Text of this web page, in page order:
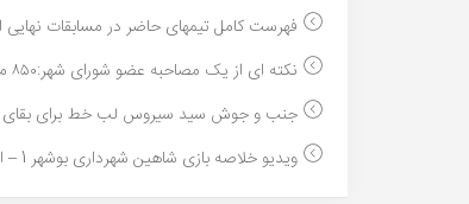
فهرست کامل تیمهای حاضر در مسابقات نهایی این 48
نکته ای از یک مصاحبه عضو شورای شهر:۸۵۰ میلیون به ا...
جنب و جوش سید سیروس لب خط برای
ویدیو خلاصه بازی شاهین شهرداری بوشهر 1 – است...